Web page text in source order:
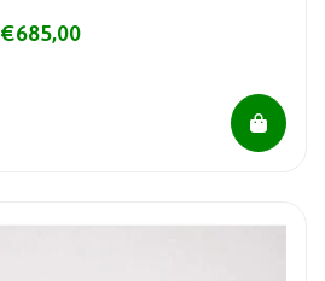
€685,00